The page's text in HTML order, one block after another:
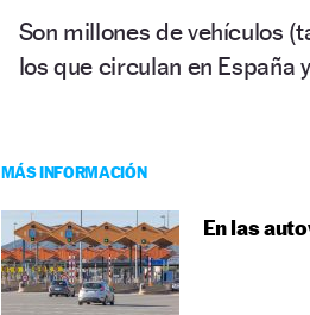
Son millones de vehículos
los que circulan en España
MÁS INFORMACIÓN
En las